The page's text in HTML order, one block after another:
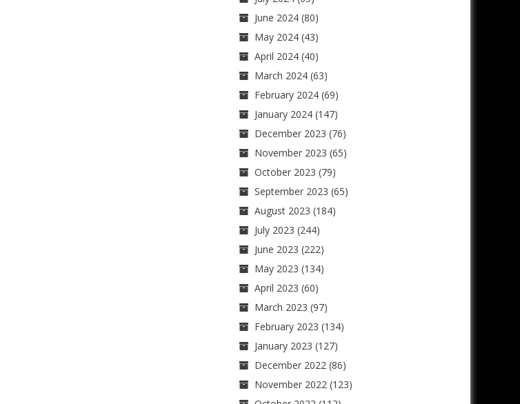
June 2024(80)
May 2024(43)
April 2024(40)
March 2024(63)
February 2024(69)
January 2024(147)
December 2023 (76)
November 2023 (65)
October 2023 (79)
September 2023 (65)
August 2023 (184)
July 2023 (244)
June 2023 (222)
May 2023 (134)
April 2023 (60)
March 2023 (97)
February 2023 (134)
January 2023 (127)
December 2022(86)
November 2022(123)